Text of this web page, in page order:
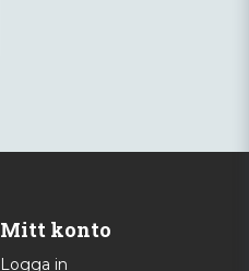
Mitt konto
Logga in